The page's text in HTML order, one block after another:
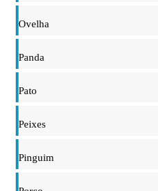
Ovelha
Panda
Pato
Peixes
Pinguim